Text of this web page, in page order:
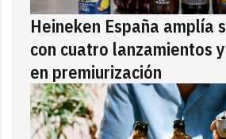
Heineken España amplía
con cuatro lanzamientos
en premiurización